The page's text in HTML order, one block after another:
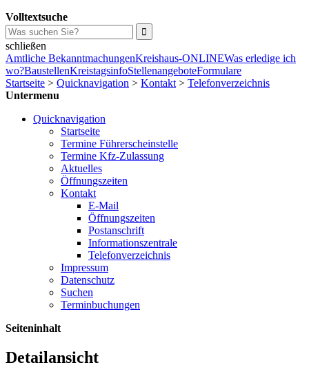
Volltextsuche
schließen
Amtliche BekanntmachungenKreishaus-ONLINEWas erledige ich
wo?BaustellenKreistagsinfoStellenangeboteFormulare
Startseite > Quicknavigation > Kontakt > Telefonverzeichnis
Untermenu
Quicknavigation
Startseite
Termine Führerscheinstelle
Termine Kfz-Zulassung
Aktuelles
Öffnungszeiten
Kontakt
E-Mail
Öffnungszeiten
Postanschrift
Informationszentrale
Telefonverzeichnis
Impressum
Datenschutz
Suchen
Terminbuchungen
Seiteninhalt
Detailansicht